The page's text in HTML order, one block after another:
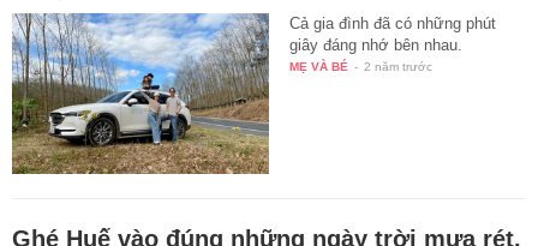
Cả gia đình đã có những phút
giây đáng nhớ bên nhau.
MẸ VÀ BÉ - 2 năm trước
Ghé Huế vào đúng những ngày trời mưa rét,